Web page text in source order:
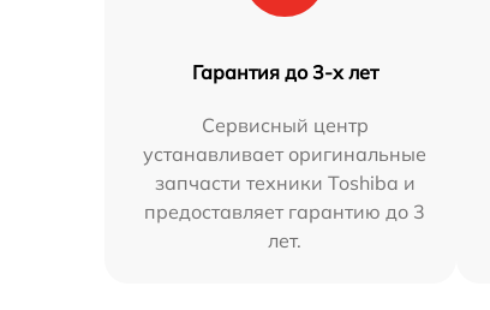
Гарантия до 3-х лет
Сервисный центр
устанавливает оригинальные
запчасти техники Toshiba и
предоставляет гарантию до 3
лет.